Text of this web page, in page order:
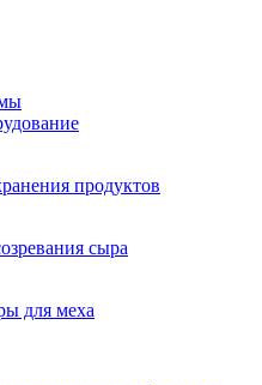
продуктов
сыра
для меха